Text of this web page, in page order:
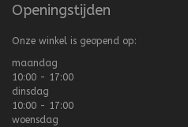
Openingstijden
Onze winkel is geopend op:
maandag
10:00 - 17:00
dinsdag
10:00 - 17:00
woensdag